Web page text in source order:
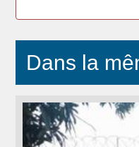
Dans la